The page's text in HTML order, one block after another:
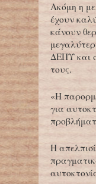
Ακόμη η
έχουν
κάνουν
ΔΕΠΥ και
τους.
«Η
για
Η